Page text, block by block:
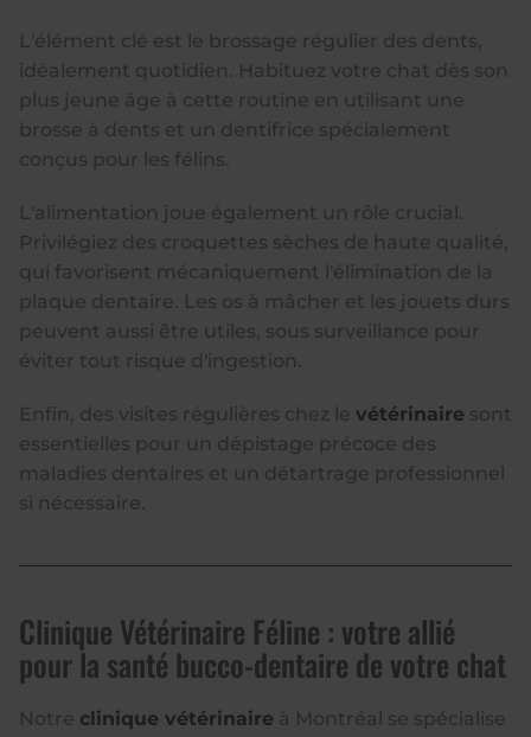
L'élément clé est le brossage régulier des dents,
idéalement quotidien. Habituez votre chat dès son
plus jeune âge à cette routine en utilisant une
brosse à dents et un dentifrice spécialement
conçus pour les félins.
L'alimentation joue également un rôle crucial.
Privilégiez des croquettes sèches de haute qualité,
qui favorisent mécaniquement l'élimination de la
plaque dentaire. Les os à mâcher et les jouets durs
peuvent aussi être utiles, sous surveillance pour
éviter tout risque d'ingestion.
Enfin, des visites régulières chez le vétérinaire sont
essentielles pour un dépistage précoce des
maladies dentaires et un détartrage professionnel
si nécessaire.
Clinique Vétérinaire Féline : votre allié
pour la santé bucco-dentaire de votre chat
Notre clinique vétérinaire à Montréal se spécialise